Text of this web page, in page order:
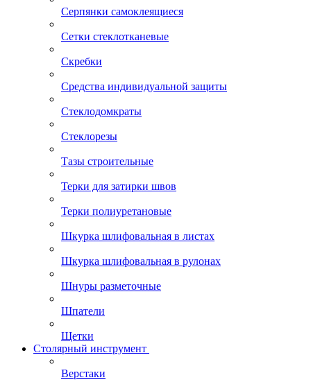
Серпянки самоклеящиеся
Сетки стеклотканевые
Скребки
Средства индивидуальной защиты
Стеклодомкраты
Стеклорезы
Тазы строительные
Терки для затирки швов
Терки полиуретановые
Шкурка шлифовальная в листах
Шкурка шлифовальная в рулонах
Шнуры разметочные
Шпатели
Щетки
Столярный инструмент
Верстаки